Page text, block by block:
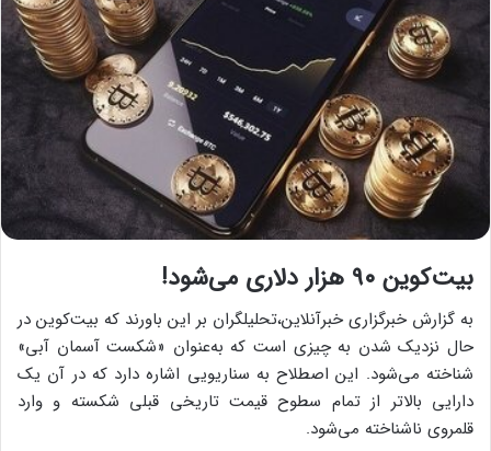
بیت‌کوین ۹۰ هزار دلاری می‌شود!
به گزارش خبرگزاری خبرآنلاین،تحلیلگران بر این باورند که بیت‌کوین در
حال نزدیک شدن به چیزی است که به‌عنوان «شکست آسمان آبی»
شناخته می‌شود. این اصطلاح به سناریویی اشاره دارد که در آن یک
دارایی بالاتر از تمام سطوح قیمت تاریخی قبلی شکسته و وارد
قلمروی ناشناخته می‌شود.